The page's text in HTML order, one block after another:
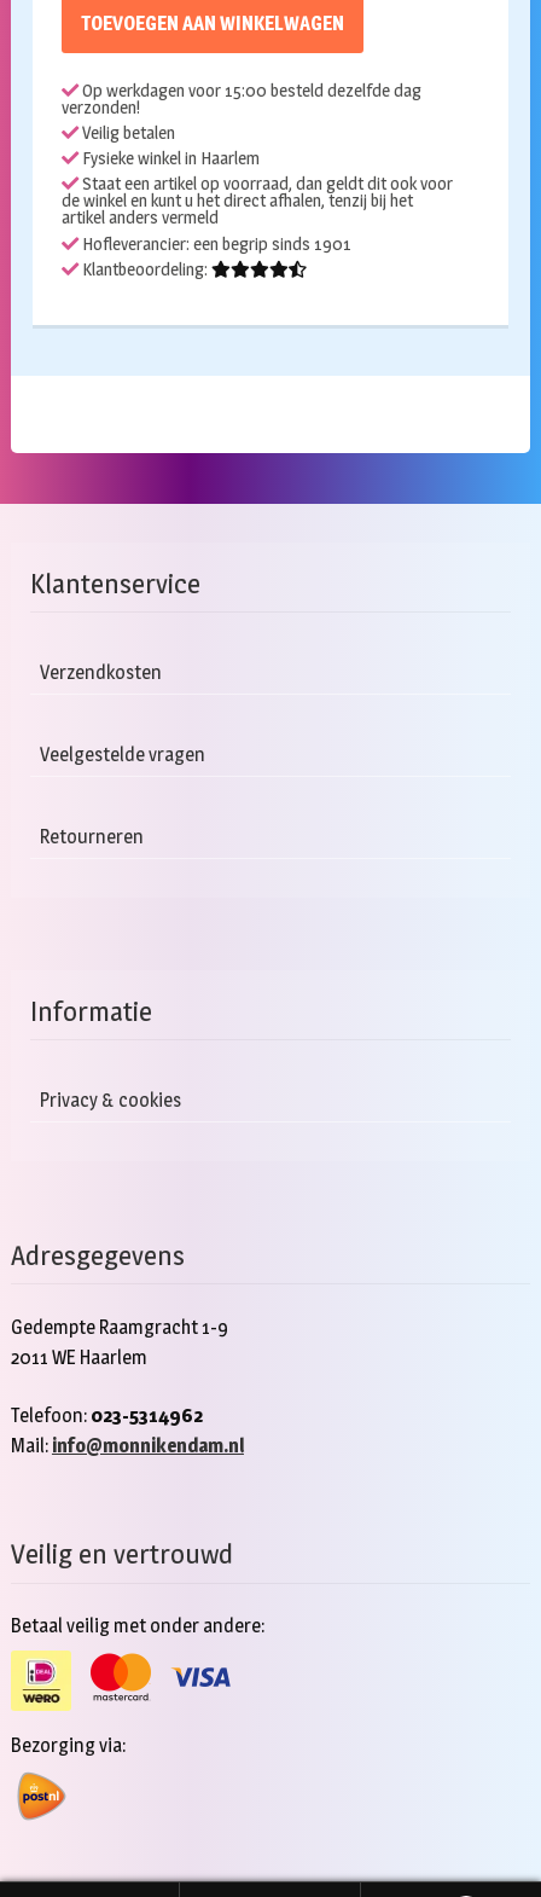
TOEVOEGEN AAN WINKELWAGEN
Op werkdagen voor 15:00 besteld dezelfde dag
verzonden!
Veilig betalen
Fysieke winkel in Haarlem
Staat een artikel op voorraad, dan geldt dit ook voor
de winkel en kunt u het direct afhalen, tenzij bij het
artikel anders vermeld
Hofleverancier: een begrip sinds 1901
Klantbeoordeling:
Klantenservice
Verzendkosten
Veelgestelde vragen
Retourneren
Informatie
Privacy & cookies
Adresgegevens
Gedempte Raamgracht 1-9
2011 WE Haarlem
Telefoon: 023-5314962
Mail: info@monnikendam.nl
Veilig en vertrouwd
Betaal veilig met onder andere:
Bezorging via: